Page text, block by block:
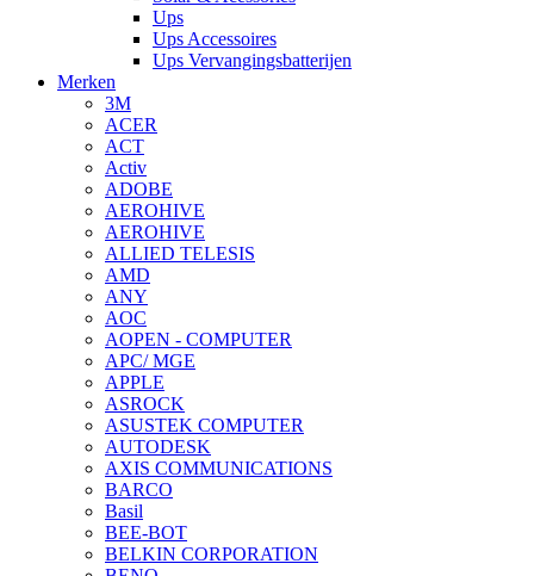
Ups
Ups Accessoires
Ups Vervangingsbatterijen
Merken
3M
ACER
ACT
Activ
ADOBE
AEROHIVE
AEROHIVE
ALLIED TELESIS
AMD
ANY
AOC
AOPEN - COMPUTER
APC/ MGE
APPLE
ASROCK
ASUSTEK COMPUTER
AUTODESK
AXIS COMMUNICATIONS
BARCO
Basil
BEE-BOT
BELKIN CORPORATION